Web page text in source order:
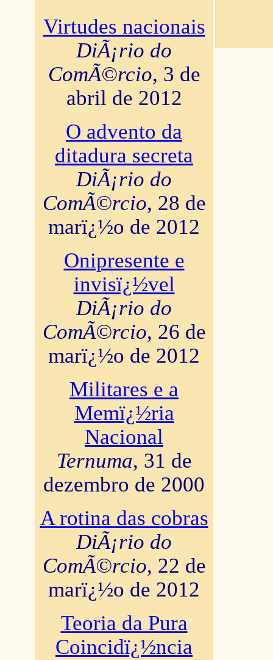
Virtudes nacionais
DiÃ¡rio do
ComÃ©rcio, 3 de
abril de 2012
O advento da
ditadura secreta
DiÃ¡rio do
ComÃ©rcio, 28 de
marï¿½o de 2012
Onipresente e
invisï¿½vel
DiÃ¡rio do
ComÃ©rcio, 26 de
marï¿½o de 2012
Militares e a
Memï¿½ria
Nacional
Ternuma, 31 de
dezembro de 2000
A rotina das cobras
DiÃ¡rio do
ComÃ©rcio, 22 de
marï¿½o de 2012
Teoria da Pura
Coincidï¿½ncia